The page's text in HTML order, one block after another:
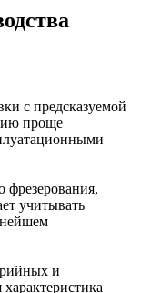
с предсказуемой
проще
фрезерования,
учитывать
и